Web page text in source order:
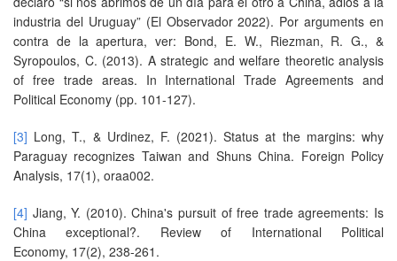
industria del Uruguay” (El Observador 2022). Por arguments en
contra de la apertura, ver: Bond, E. W., Riezman, R. G., &
Syropoulos, C. (2013). A strategic and welfare theoretic analysis
of free trade areas. In International Trade Agreements and
Political Economy (pp. 101-127).
[3] Long, T., & Urdinez, F. (2021). Status at the margins: why
Paraguay recognizes Taiwan and Shuns China. Foreign Policy
Analysis, 17(1), oraa002.
[4] Jiang, Y. (2010). China's pursuit of free trade agreements: Is
China exceptional?. Review of International Political
Economy, 17(2), 238-261.